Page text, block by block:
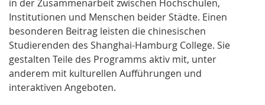
in der Zusammenarbeit zwischen Hochschulen,
Institutionen und Menschen beider Städte. Einen
besonderen Beitrag leisten die chinesischen
Studierenden des Shanghai-Hamburg College. Sie
gestalten Teile des Programms aktiv mit, unter
anderem mit kulturellen Aufführungen und
interaktiven Angeboten.